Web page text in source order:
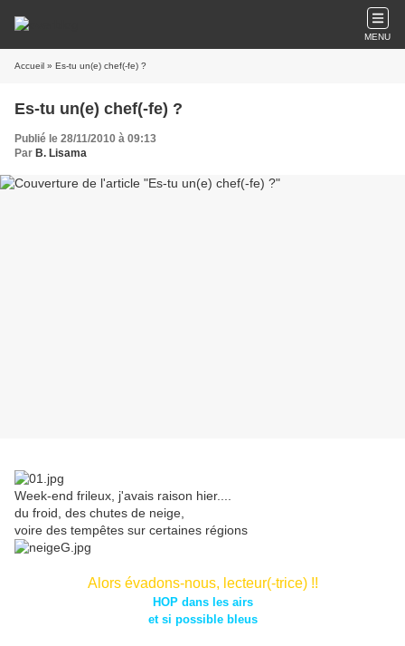
MENU
Accueil » Es-tu un(e) chef(-fe) ?
Es-tu un(e) chef(-fe) ?
Publié le 28/11/2010 à 09:13
Par B. Lisama
Week-end frileux, j'avais raison hier....
du froid, des chutes de neige,
voire des tempêtes sur certaines régions
Alors évadons-nous, lecteur(-trice)!!
HOP dans les airs
et si possible bleus